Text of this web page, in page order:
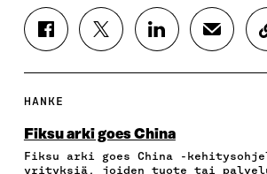
J
A
A
E
O
J
A
T
T
E
J
A
K
D
J
A
P
HANKE
Fiksu arki goes China
Fiksu arki goes China -
yrityksiä, joiden tuote tai